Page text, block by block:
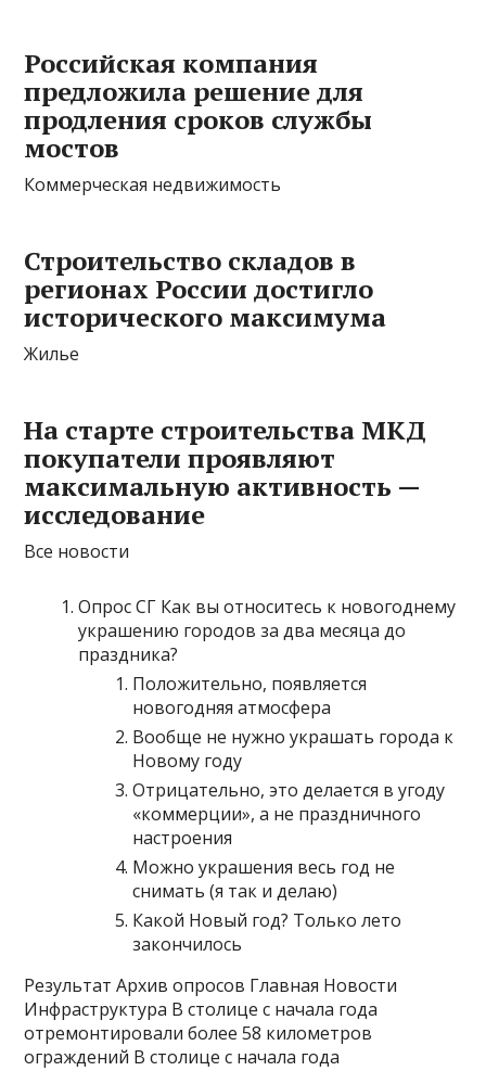
Российская компания
предложила решение для
продления сроков службы
мостов
Коммерческая недвижимость
Строительство складов в
регионах России достигло
исторического максимума
Жилье
На старте строительства МКД
покупатели проявляют
максимальную активность —
исследование
Все новости
Опрос СГ Как вы относитесь к новогоднему
украшению городов за два месяца до
праздника?
Положительно, появляется
новогодняя атмосфера
Вообще не нужно украшать города к
Новому году
Отрицательно, это делается в угоду
«коммерции», а не праздничного
настроения
Можно украшения весь год не
снимать (я так и делаю)
Какой Новый год? Только лето
закончилось
Результат Архив опросов Главная Новости
Инфраструктура В столице с начала года
отремонтировали более 58 километров
ограждений В столице с начала года